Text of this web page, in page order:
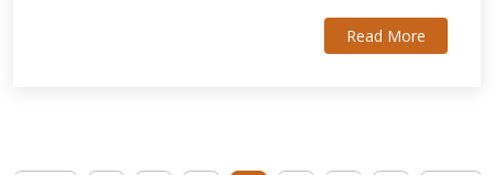
Read More